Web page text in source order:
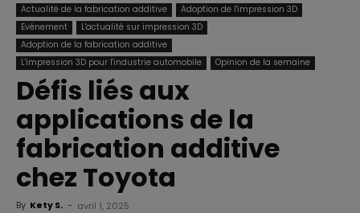
Actualité de la fabrication additive
Adoption de l'impression 3D
Evénement
L'actualité sur impression 3D
Adoption de la fabrication additive
L'impression 3D pour l'industrie automobile
Opinion de la semaine
Défis liés aux
applications de la
fabrication additive
chez Toyota
By Kety S. - avril 1, 2025